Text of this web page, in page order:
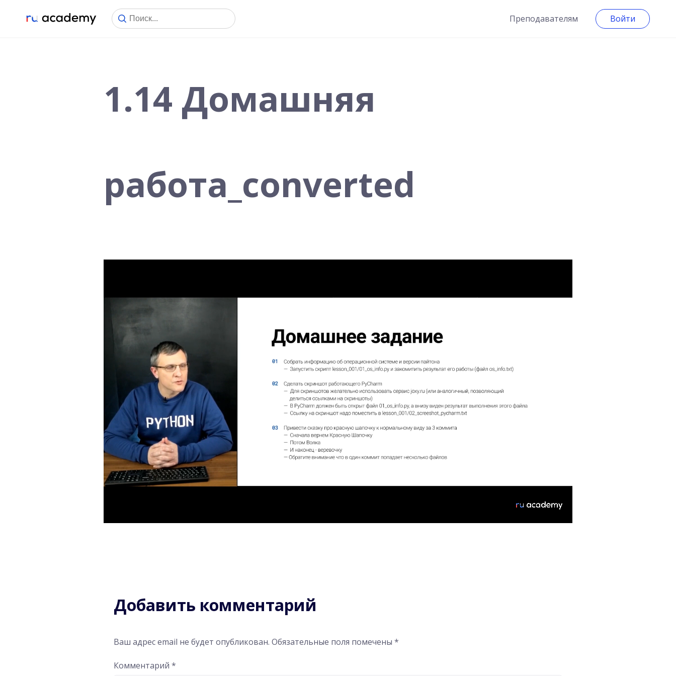
Преподавателям Войти
1.14 Домашняя
работа_converted
Добавить комментарий
Ваш адрес email не будет опубликован. Обязательные поля помечены*
Комментарий*